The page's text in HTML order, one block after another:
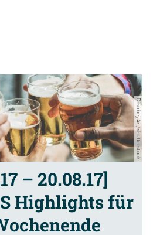
DisobeyArt/shutterstock
– 20.08.17]
Highlights für